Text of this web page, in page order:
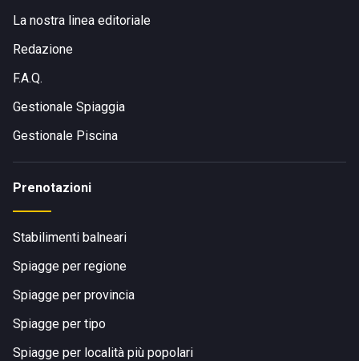
La nostra linea editoriale
Redazione
F.A.Q.
Gestionale Spiaggia
Gestionale Piscina
Prenotazioni
Stabilimenti balneari
Spiagge per regione
Spiagge per provincia
Spiagge per tipo
Spiagge per località più popolari